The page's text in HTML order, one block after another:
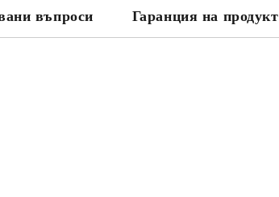
въпроси Гаранция на продукт